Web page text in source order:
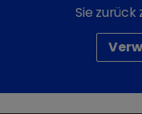
Sie zurück